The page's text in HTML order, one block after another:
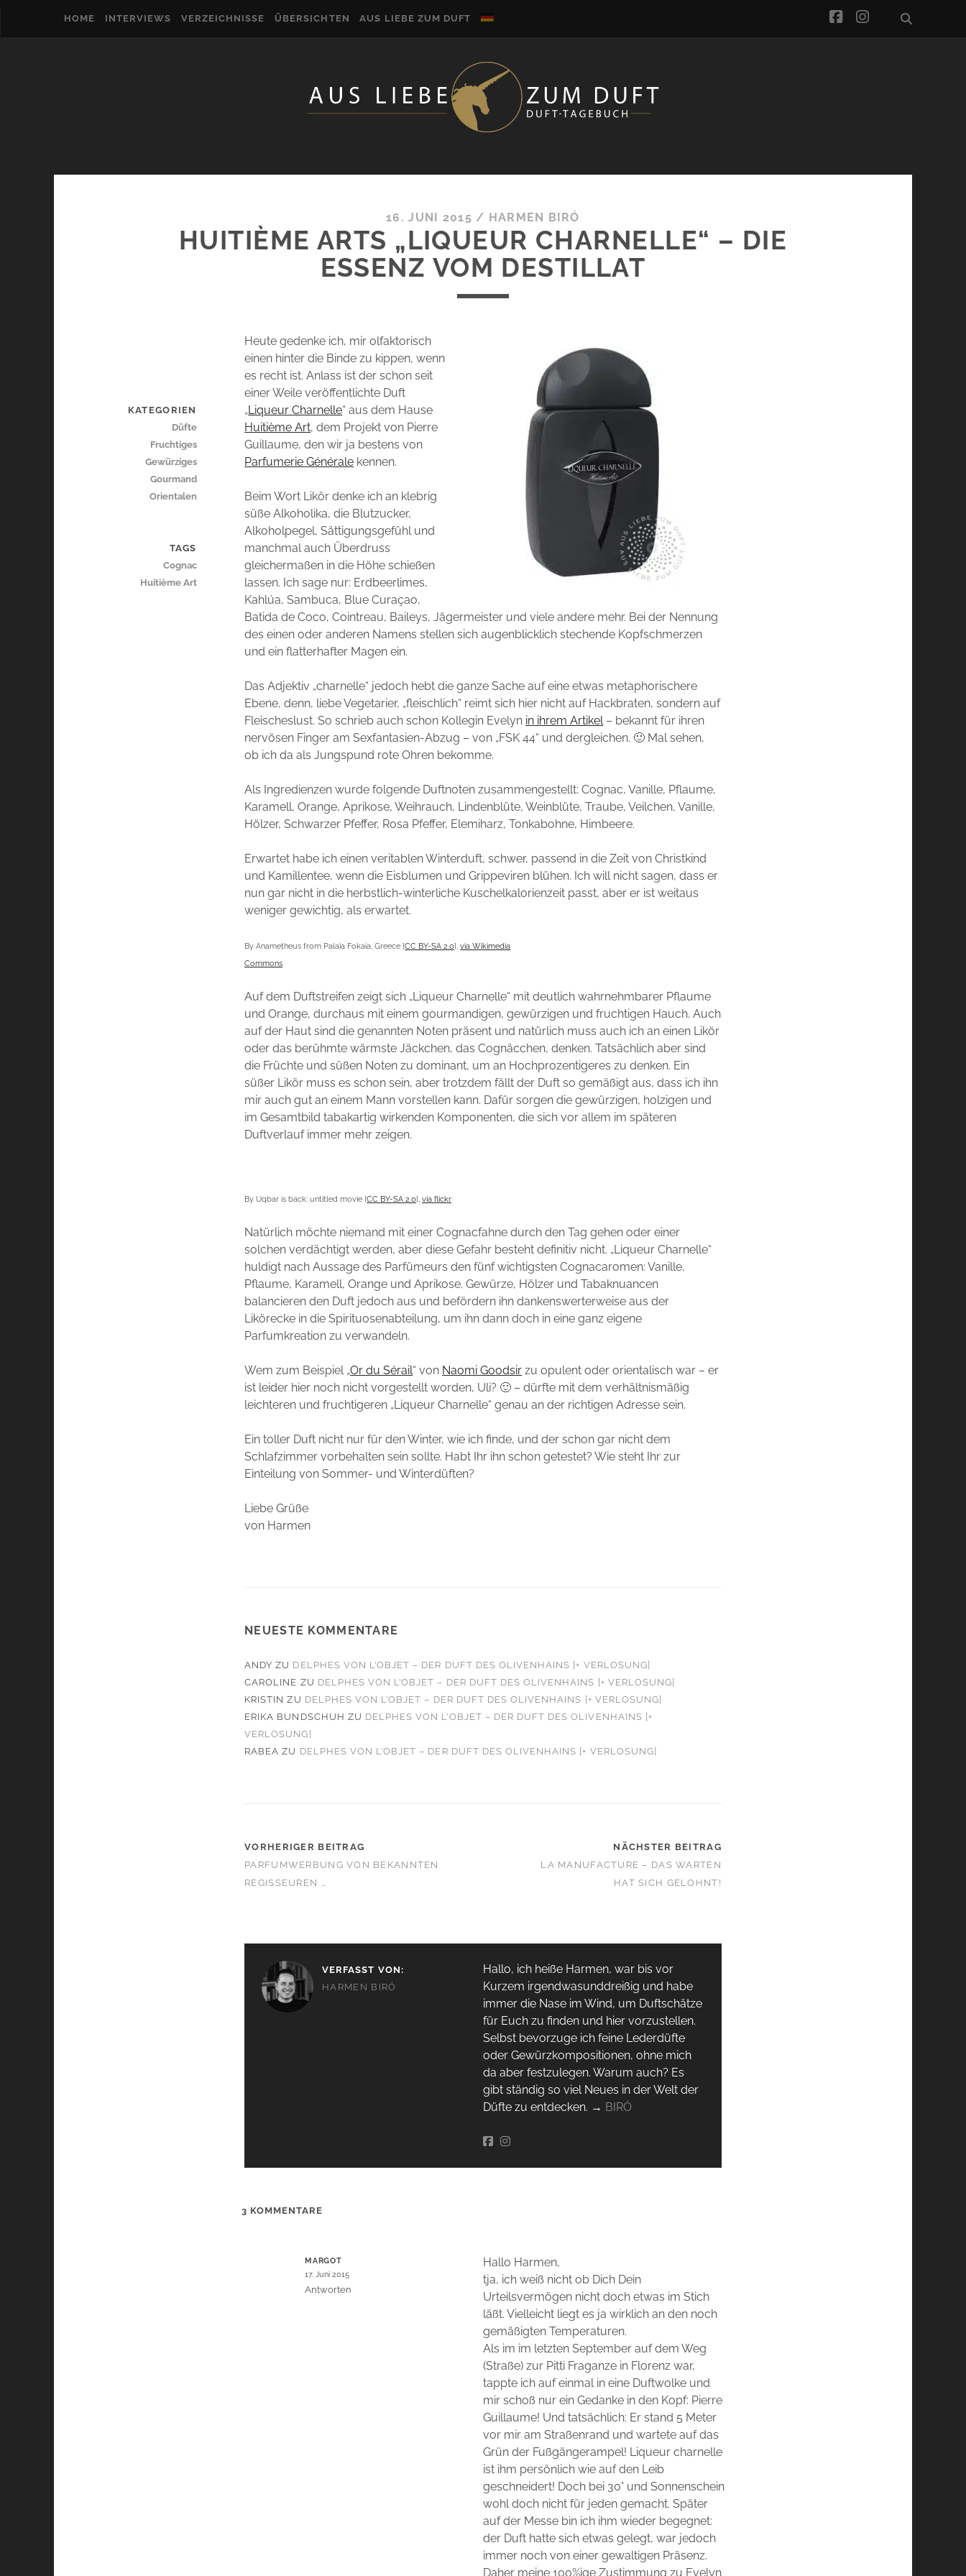
HOME INTERVIEWS VERZEICHNISSE ÜBERSICHTEN AUS LIEBE ZUM DUFT facebook
instagram
16. JUNI 2015 / HARMEN BIRÓ
HUITIÈME ARTS „LIQUEUR CHARNELLE“ – DIE
ESSENZ VOM DESTILLAT
Heute gedenke ich, mir olfaktorisch
einen hinter die Binde zu kippen, wenn
es recht ist. Anlass ist der schon seit
einer Weile veröffentlichte Duft
„Liqueur Charnelle“ aus dem Hause
Huitième Art, dem Projekt von Pierre
Guillaume, den wir ja bestens von
Parfumerie Générale kennen.
Beim Wort Likör denke ich an klebrig
süße Alkoholika, die Blutzucker,
Alkoholpegel, Sättigungsgefühl und
manchmal auch Überdruss
gleichermaßen in die Höhe schießen
lassen. Ich sage nur: Erdbeerlimes,
Kahlúa, Sambuca, Blue Curaçao,
Batida de Coco, Cointreau, Baileys, Jägermeister und viele andere mehr. Bei der Nennung
des einen oder anderen Namens stellen sich augenblicklich stechende Kopfschmerzen
und ein flatterhafter Magen ein.
Das Adjektiv „charnelle“ jedoch hebt die ganze Sache auf eine etwas metaphorischere
Ebene, denn, liebe Vegetarier, „fleischlich“ reimt sich hier nicht auf Hackbraten, sondern auf
Fleischeslust. So schrieb auch schon Kollegin Evelyn in ihrem Artikel– bekannt für ihren
nervösen Finger am Sexfantasien-Abzug – von „FSK 44“ und dergleichen. 🙂 Mal sehen,
ob ich da als Jungspund rote Ohren bekomme.
Als Ingredienzen wurde folgende Duftnoten zusammengestellt: Cognac, Vanille, Pflaume,
Karamell, Orange, Aprikose, Weihrauch, Lindenblüte, Weinblüte, Traube, Veilchen, Vanille,
Hölzer, Schwarzer Pfeffer, Rosa Pfeffer, Elemiharz, Tonkabohne, Himbeere.
Erwartet habe ich einen veritablen Winterduft, schwer, passend in die Zeit von Christkind
und Kamillentee, wenn die Eisblumen und Grippeviren blühen. Ich will nicht sagen, dass er
nun gar nicht in die herbstlich-winterliche Kuschelkalorienzeit passt, aber er ist weitaus
weniger gewichtig, als erwartet.
By Anametheus from Palaia Fokaia, Greece [CC BY-SA 2.0],via Wikimedia
Commons
Auf dem Duftstreifen zeigt sich „Liqueur Charnelle“ mit deutlich wahrnehmbarer Pflaume
und Orange, durchaus mit einem gourmandigen, gewürzigen und fruchtigen Hauch. Auch
auf der Haut sind die genannten Noten präsent und natürlich muss auch ich an einen Likör
oder das berühmte wärmste Jäckchen, das Cognäcchen, denken. Tatsächlich aber sind
die Früchte und süßen Noten zu dominant, um an Hochprozentigeres zu denken. Ein
süßer Likör muss es schon sein, aber trotzdem fällt der Duft so gemäßigt aus, dass ich ihn
mir auch gut an einem Mann vorstellen kann. Dafür sorgen die gewürzigen, holzigen und
im Gesamtbild tabakartig wirkenden Komponenten, die sich vor allem im späteren
Duftverlauf immer mehr zeigen.
By Uqbar is back: untitled movie [CC BY-SA 2.0],via flickr
Natürlich möchte niemand mit einer Cognacfahne durch den Tag gehen oder einer
solchen verdächtigt werden, aber diese Gefahr besteht definitiv nicht. „Liqueur Charnelle“
huldigt nach Aussage des Parfümeurs den fünf wichtigsten Cognacaromen: Vanille,
Pflaume, Karamell, Orange und Aprikose. Gewürze, Hölzer und Tabaknuancen
balancieren den Duft jedoch aus und befördern ihn dankenswerterweise aus der
Likörecke in die Spirituosenabteilung, um ihn dann doch in eine ganz eigene
Parfumkreation zu verwandeln.
Wem zum Beispiel „Or du Sérail“ von Naomi Goodsir zu opulent oder orientalisch war – er
ist leider hier noch nicht vorgestellt worden, Uli? 🙂 – dürfte mit dem verhältnismäßig
leichteren und fruchtigeren „Liqueur Charnelle“ genau an der richtigen Adresse sein.
Ein toller Duft nicht nur für den Winter, wie ich finde, und der schon gar nicht dem
Schlafzimmer vorbehalten sein sollte. Habt Ihr ihn schon getestet? Wie steht Ihr zur
Einteilung von Sommer- und Winterdüften?
Liebe Grüße
von Harmen
NEUESTE KOMMENTARE
ANDY ZU DELPHES VON L’OBJET – DER DUFT DES OLIVENHAINS [+ VERLOSUNG]
CAROLINE ZU DELPHES VON L’OBJET – DER DUFT DES OLIVENHAINS [+ VERLOSUNG]
KRISTIN ZU DELPHES VON L’OBJET – DER DUFT DES OLIVENHAINS [+ VERLOSUNG]
ERIKA BUNDSCHUH ZU DELPHES VON L’OBJET – DER DUFT DES OLIVENHAINS [+
VERLOSUNG]
RABEA ZU DELPHES VON L’OBJET – DER DUFT DES OLIVENHAINS [+ VERLOSUNG]
VORHERIGER BEITRAG
PARFUMWERBUNG VON BEKANNTEN
REGISSEUREN …
NÄCHSTER BEITRAG
LA MANUFACTURE – DAS WARTEN
HAT SICH GELOHNT!
KATEGORIEN
Düfte
Fruchtiges
Gewürziges
Gourmand
Orientalen
TAGS
Cognac
Huitième Art
VERFASST VON:
HARMEN BIRÓ
Hallo, ich heiße Harmen, war bis vor
Kurzem irgendwas­unddreißig und habe
immer die Nase im Wind, um Duftschätze
für Euch zu finden und hier vorzustellen.
Selbst bevorzuge ich feine Lederdüfte
oder Gewürzkompositionen, ohne mich
da aber festzulegen. Warum auch? Es
gibt ständig so viel Neues in der Welt der
Düfte zu entdecken. → BIRÓ
3 KOMMENTARE
MARGOT
17. Juni 2015
Antworten
Hallo Harmen,
tja, ich weiß nicht ob Dich Dein
Urteilsvermögen nicht doch etwas im Stich
läßt. Vielleicht liegt es ja wirklich an den noch
gemäßigten Temperaturen.
Als im im letzten September auf dem Weg
(Straße) zur Pitti Fraganze in Florenz war,
tappte ich auf einmal in eine Duftwolke und
mir schoß nur ein Gedanke in den Kopf: Pierre
Guillaume! Und tatsächlich: Er stand 5 Meter
vor mir am Straßenrand und wartete auf das
Grün der Fußgängerampel! Liqueur charnelle
ist ihm persönlich wie auf den Leib
geschneidert! Doch bei 30° und Sonnenschein
wohl doch nicht für jeden gemacht. Später
auf der Messe bin ich ihm wieder begegnet:
der Duft hatte sich etwas gelegt, war jedoch
immer noch von einer gewaltigen Präsenz.
Daher meine 100%ige Zustimmung zu Evelyn